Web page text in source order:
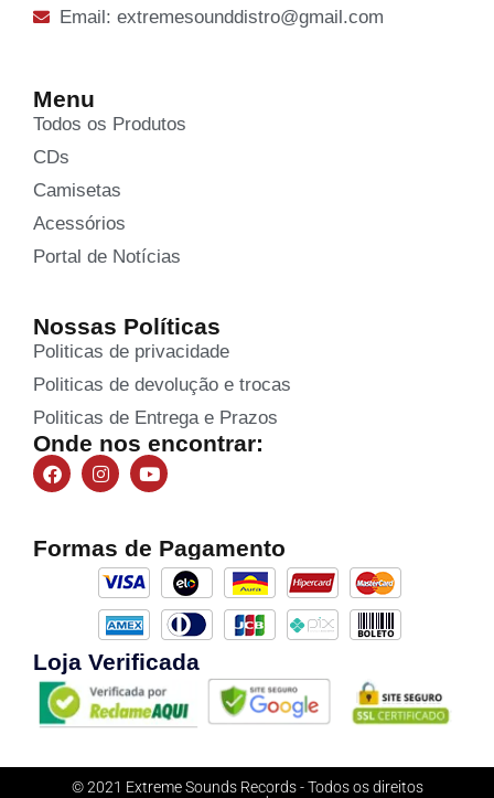
Email: extremesounddistro@gmail.com
Menu
Todos os Produtos
CDs
Camisetas
Acessórios
Portal de Notícias
Nossas Políticas
Politicas de privacidade
Politicas de devolução e trocas
Politicas de Entrega e Prazos
Onde nos encontrar:
Formas de Pagamento
Loja Verificada
© 2021 Extreme Sounds Records - Todos os direitos